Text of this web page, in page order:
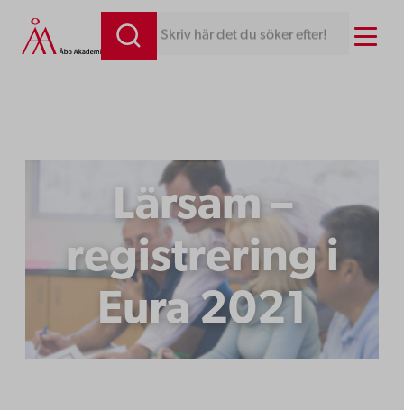
Hoppa
till
Skriv här det du söker efter! Menu
Lärsam –
registrering i
Eura 2021